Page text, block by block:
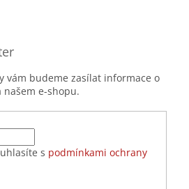
vám budeme zasílat informace o
e-shopu.
s podmínkami ochrany